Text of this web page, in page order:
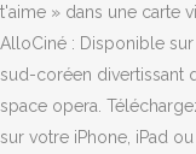
t'aime » dans une carte
AlloCiné : Disponible
sud-coréen divertissant
space opera.
sur votre iPhone, iPad